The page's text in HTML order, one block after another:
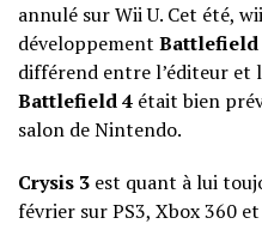
annulé sur Wii U. Cet été,
développement Battlefield
différend entre l’éditeur et
Battlefield 4 était bien
salon de Nintendo.
Crysis 3 est quant à lui
février sur PS3, Xbox 360 et